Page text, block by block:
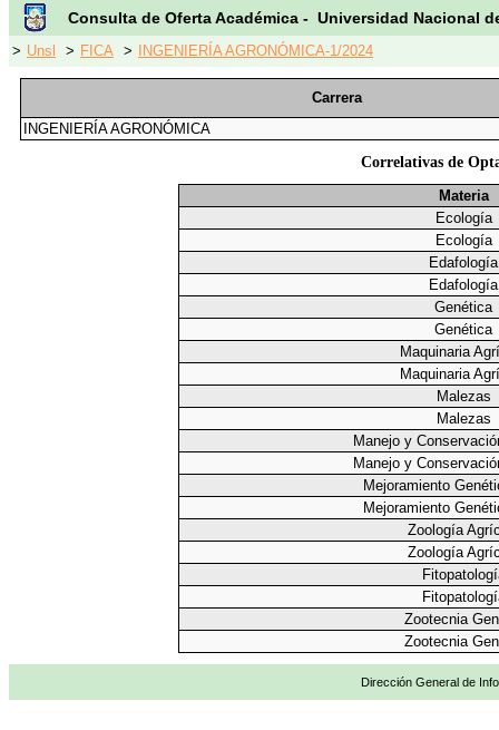
Consulta de Oferta Académica - Universidad Nacional
> Unsl > FICA > INGENIERÍA AGRONÓMICA-1/2024
Carrera
INGENIERÍA AGRONÓMICA
Correlativas de
Materia
Ecología
Ecología
Edafología
Edafología
Genética
Genética
Maquinaria
Maquinaria
Malezas
Malezas
Manejo y
Manejo y
Mejoramiento
Mejoramiento
Zoología
Zoología
Zootecnia
Zootecnia
Dirección General de